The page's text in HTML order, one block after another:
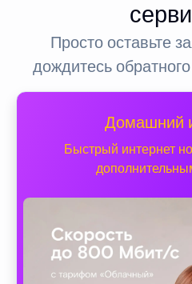
Просто оставьте
дождитесь
Домашний
Быстрый интернет